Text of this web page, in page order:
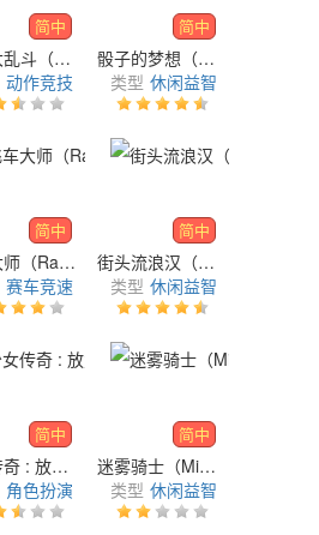
简中
粉碎大乱斗（BATTLE CRUSH）
动作竞技
简中
骰子的梦想（Dice Dreams）
类型 休闲益智
简中
飞车大师（Race Master 3D）
赛车竞速
简中
街头流浪汉（Street Dude - Homeless Empire）
类型 休闲益智
简中
少女传奇 : 放置型RPG（Dual Blader）
角色扮演
简中
迷雾骑士（Mist Knight）暗黑放置闯关
类型 休闲益智